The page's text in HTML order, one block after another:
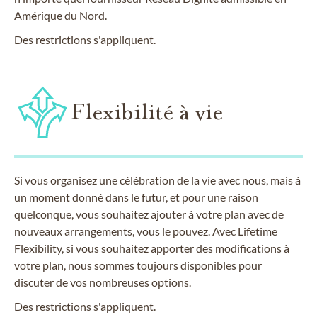
Amérique du Nord.
Des restrictions s'appliquent.
Flexibilité à vie
Si vous organisez une célébration de la vie avec nous, mais à
un moment donné dans le futur, et pour une raison
quelconque, vous souhaitez ajouter à votre plan avec de
nouveaux arrangements, vous le pouvez. Avec Lifetime
Flexibility, si vous souhaitez apporter des modifications à
votre plan, nous sommes toujours disponibles pour
discuter de vos nombreuses options.
Des restrictions s'appliquent.